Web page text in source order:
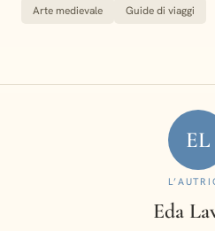
Arte medievale Guide di viaggi
EL
Eda